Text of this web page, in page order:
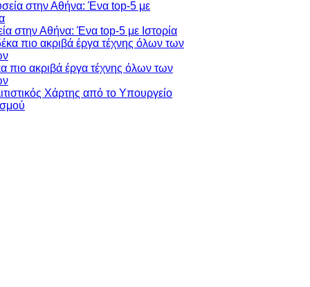
στην Αθήνα: Ένα top-5 με Ιστορία
πιο ακριβά έργα τέχνης όλων των